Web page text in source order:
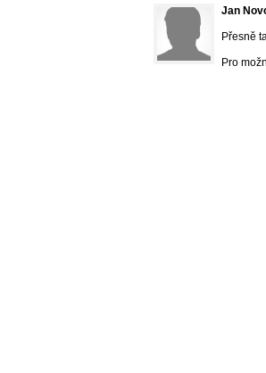
Jan
Přesně
Pro